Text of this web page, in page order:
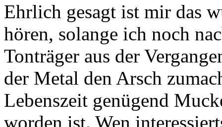
Ehrlich gesagt ist mir das
hören, solange ich noch
Tonträger aus der
der Metal den Arsch
Lebenszeit genügend
worden ist. Wen